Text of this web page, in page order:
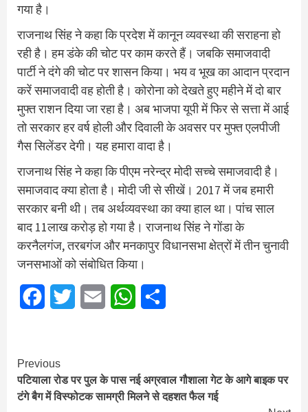
गया है।
राजनाथ सिंह ने कहा कि प्रदेश में कानून व्यवस्था की सराहना हो
रही है। हम डंके की चोट पर काम करते हैं। जबकि समाजवादी
पार्टी ने दंगे की चोट पर शासन किया। भय व भूख का आदान प्रदान
करें समाजवादी वह होती है। कोरोना को देखते हुए महीने में दो बार
मुफ्त राशन दिया जा रहा है। अब भाजपा यूपी में फिर से सत्ता में आई
तो सरकार हर वर्ष होली और दिवाली के अवसर पर मुफ्त एलपीजी
गैस सिलेंडर देगी। यह हमारा वादा है।
राजनाथ सिंह ने कहा कि पीएम नरेन्द्र मोदी सच्चे समाजवादी है।
समाजवाद क्या होता है। मोदी जी से सीखें। 2017 में जब हमारी
सरकार बनी थी। तब अर्थव्यवस्था का क्या हाल था। पांच साल
बाद 11लाख करोड़ हो गया है। राजनाथ सिंह ने गोंडा के
करनैलगंज, तरबगंज और मनकापुर विधानसभा क्षेत्रों में तीन चुनावी
जनसभाओं को संबोधित किया।
FacebookTwitter Email WhatsApp
Continue
Reading
Previous
पटियाला रोड पर पुल के पास नई अग्रवाल गौशाला गेट के आगे बाइक पर
टंगे बैग में विस्फोटक सामग्री मिलने से दहशत फैल गई